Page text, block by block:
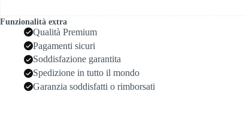
Funzionalità extra
Qualità Premium
Pagamenti sicuri
Soddisfazione garantita
Spedizione in tutto il mondo
Garanzia soddisfatti o rimborsati